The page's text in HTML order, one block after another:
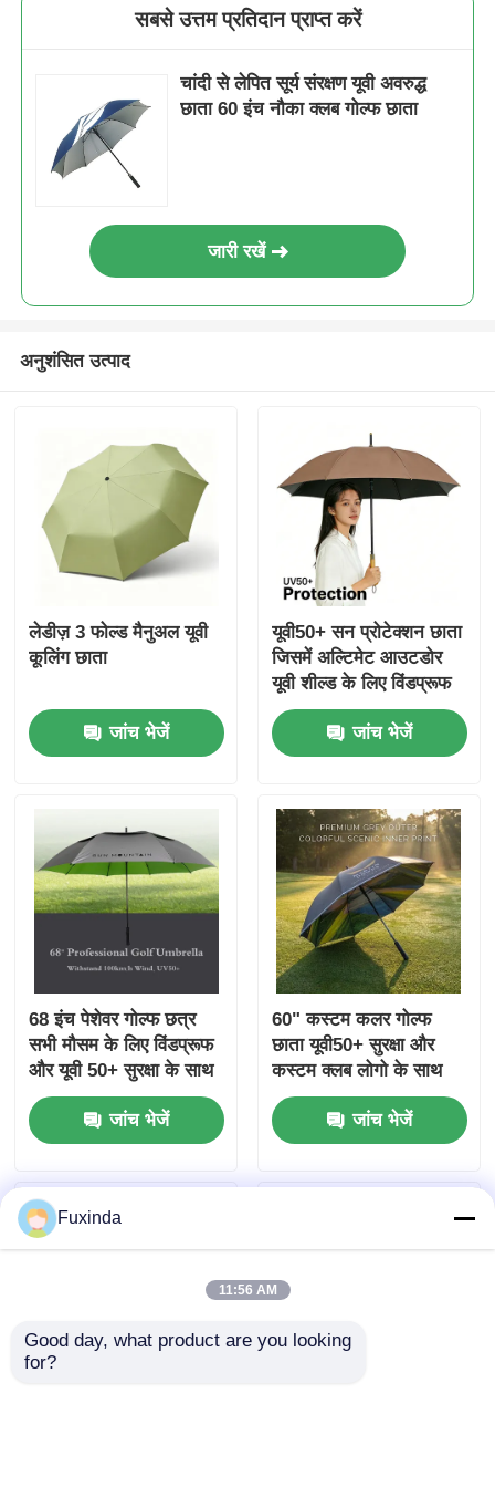
सबसे उत्तम प्रतिदान प्राप्त करें
चांदी से लेपित सूर्य संरक्षण यूवी अवरुद्ध
छाता 60 इंच नौका क्लब गोल्फ छाता
जारी रखें
अनुशंसित उत्पाद
लेडीज़ 3 फोल्ड मैनुअल यूवी
कूलिंग छाता
जांच भेजें
यूवी50+ सन प्रोटेक्शन छाता
जिसमें अल्टिमेट आउटडोर
यूवी शील्ड के लिए विंडप्रूफ
और वाटरप्रूफ डिज़ाइन और
फाइबरग्लास रिब्स हैं
जांच भेजें
68 इंच पेशेवर गोल्फ छत्र
सभी मौसम के लिए विंडप्रूफ
और यूवी 50+ सुरक्षा के साथ
जांच भेजें
60" कस्टम कलर गोल्फ
छाता यूवी50+ सुरक्षा और
कस्टम क्लब लोगो के साथ
जांच भेजें
Fuxinda
11:56 AM
Good day, what product are you looking
for?